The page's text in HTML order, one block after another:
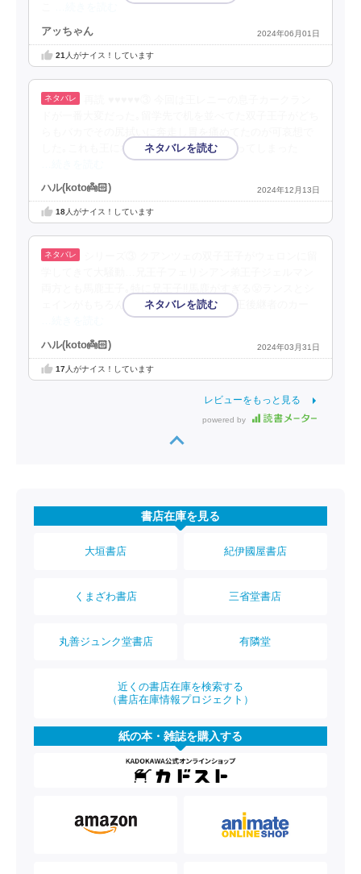
アッちゃん 2024年06月01日
21 人がナイス！しています
した｡これも王になる為の試練なのかと思ってしまった
ハル(koto👼🏻‎) 2024年12月13日
18人がナイス！しています
ェインがもちろん主で話が進むけど､次期王後継者のカー
ハル(koto👼🏻‎) 2024年03月31日
17人がナイス！しています
レビューをもっと見る
powered by
書店在庫を見る
大垣書店 紀伊國屋書店
くまざわ書店 三省堂書店
丸善ジュンク堂書店 有隣堂
近くの書店在庫を検索する
（書店在庫情報プロジェクト）
紙の本・雑誌を購入する